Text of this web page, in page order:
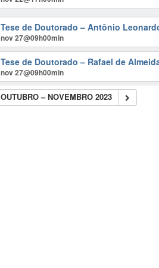
Tese de Doutorado – Antônio
nov 27@09h00min
Tese de Doutorado – Rafael de
nov 27@09h00min
OUTUBRO – NOVEMBRO 2023